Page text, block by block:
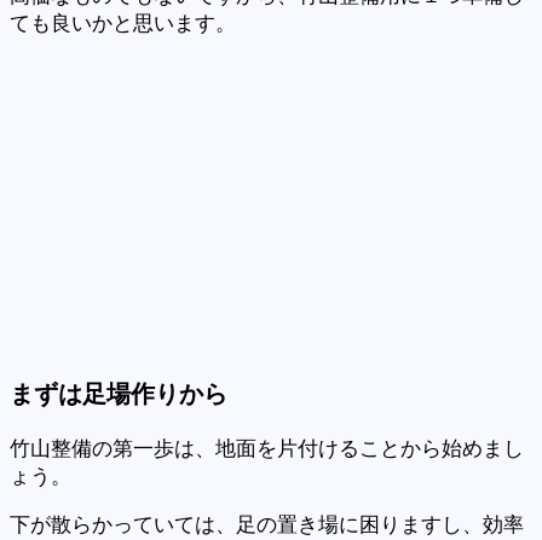
ても良いかと思います。
まずは足場作りから
竹山整備の第一歩は、地面を片付けることから始めまし
ょう。
下が散らかっていては、足の置き場に困りますし、効率